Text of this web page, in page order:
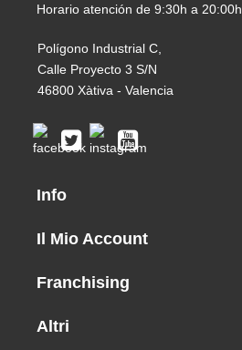
Horario atención de 9:30h a 20:00h
Polígono Industrial C,
Calle Proyecto 3 S/N
46800 Xàtiva - Valencia
Info
Il Mio Account
Franchising
Altri